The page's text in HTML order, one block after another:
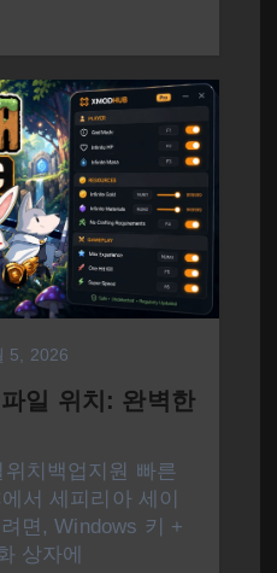
5, 2026
일 위치: 완벽한
치백업지원 빠른
서 세피리아 세이
면, Windows 키 +
상자에